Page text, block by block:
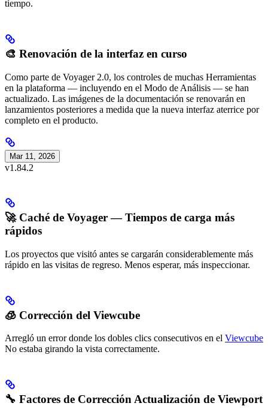
tiempo.
🎨 Renovación de la interfaz en curso
Como parte de Voyager 2.0, los controles de muchas Herramientas
en la plataforma — incluyendo en el Modo de Análisis — se han
actualizado. Las imágenes de la documentación se renovarán en
lanzamientos posteriores a medida que la nueva interfaz aterrice por
completo en el producto.
Mar 11, 2026
v1.84.2
🚀 Caché de Voyager — Tiempos de carga más
rápidos
Los proyectos que visitó antes se cargarán considerablemente más
rápido en las visitas de regreso. Menos esperar, más inspeccionar.
🧊 Corrección del Viewcube
Arregló un error donde los dobles clics consecutivos en el Viewcube
No estaba girando la vista correctamente.
🔧 Factores de Corrección Actualización de Viewport